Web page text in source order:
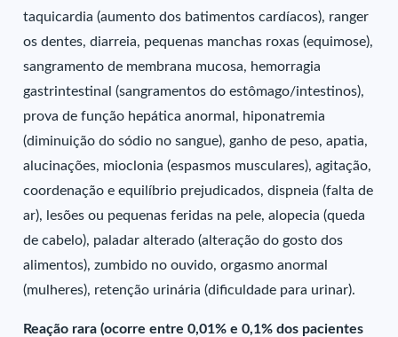
taquicardia (aumento dos batimentos cardíacos), ranger
os dentes, diarreia, pequenas manchas roxas (equimose),
sangramento de membrana mucosa, hemorragia
gastrintestinal (sangramentos do estômago/intestinos),
prova de função hepática anormal, hiponatremia
(diminuição do sódio no sangue), ganho de peso, apatia,
alucinações, mioclonia (espasmos musculares), agitação,
coordenação e equilíbrio prejudicados, dispneia (falta de
ar), lesões ou pequenas feridas na pele, alopecia (queda
de cabelo), paladar alterado (alteração do gosto dos
alimentos), zumbido no ouvido, orgasmo anormal
(mulheres), retenção urinária (dificuldade para urinar).
Reação rara (ocorre entre 0,01% e 0,1% dos pacientes